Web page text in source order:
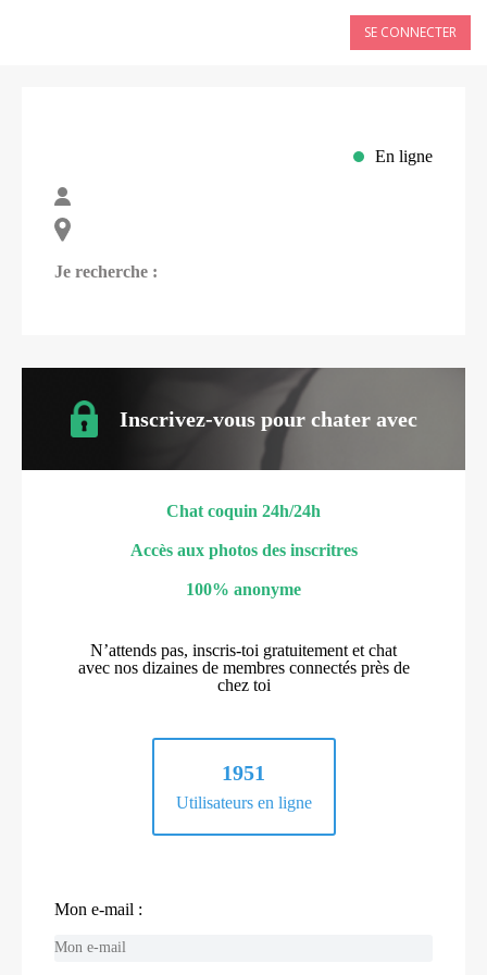
SE CONNECTER
En ligne
Je recherche :
Inscrivez-vous pour chater avec
Chat coquin 24h/24h
Accès aux photos des inscritres
100% anonyme
N’attends pas, inscris-toi gratuitement et chat
avec nos dizaines de membres connectés près de
chez toi
1951
Utilisateurs en ligne
Mon e-mail :